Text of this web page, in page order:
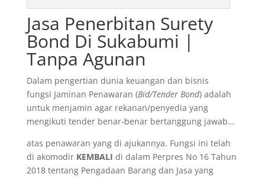
Jasa Penerbitan Surety
Bond Di Sukabumi |
Tanpa Agunan
Dalam pengertian dunia keuangan dan bisnis
fungsi Jaminan Penawaran (Bid/Tender Bond) adalah
untuk menjamin agar rekanan/penyedia yang
mengikuti tender benar-benar bertanggung jawab…
atas penawaran yang di ajukannya. Fungsi ini telah
di akomodir KEMBALI di dalam Perpres No 16 Tahun
2018 tentang Pengadaan Barang dan Jasa yang